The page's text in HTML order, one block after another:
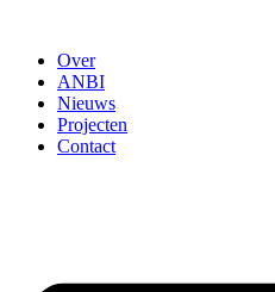
inhoud
Over
ANBI
Nieuws
Projecten
Contact